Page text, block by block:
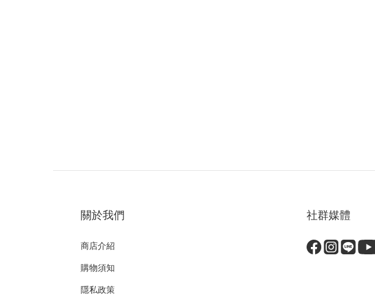
關於我們
商店介紹
購物須知
隱私政策
社群媒體